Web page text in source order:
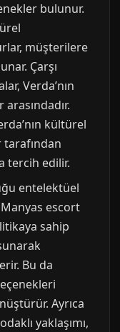
bulunur.
müşterilere
Çarşı
Verda’nın
kültürel
tarafından
tercih edilir.
entelektüel
escort
sahip
Bu da
Ayrıca
yaklaşımı,